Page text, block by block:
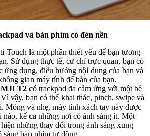
và bàn phím có đèn nền
Touch là một phần thiết yếu để bạn tương
Sử dụng thực tế, cử chỉ trực quan, bạn có
ứng dụng, điều hướng nội dung của bạn và
gian máy tính để bàn của bạn.
MJLT2 có trackpad đa cảm ứng với một bề
vậy, bạn có thể khai thác, pinch, swipe và
Mỏng và nhẹ, máy tính xách tay này được
nào, kể cả những nơi có ánh sáng ít. Một
những thay đổi trong ánh sáng xung
sáng bàn phím tự động.